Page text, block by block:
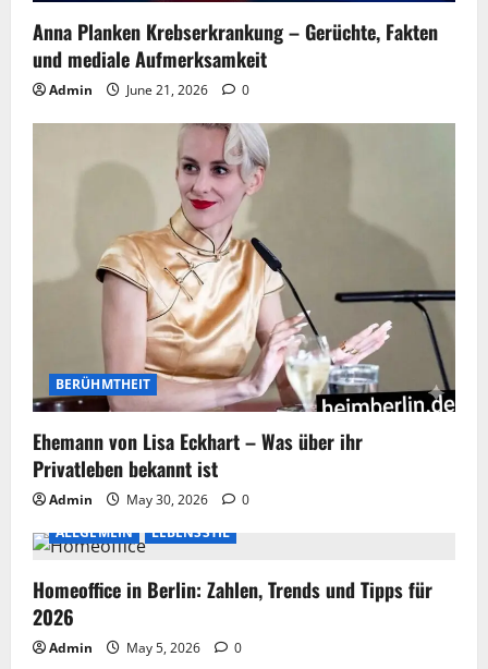
Anna Planken Krebserkrankung – Gerüchte, Fakten
und mediale Aufmerksamkeit
Admin June 21, 2026 0
BERÜHMTHEIT
Ehemann von Lisa Eckhart – Was über ihr
Privatleben bekannt ist
Admin May 30, 2026
0
ALLGEMEIN
LEBENSSTIL
Homeoffice in Berlin: Zahlen, Trends und Tipps für
2026
Admin May 5, 2026 0